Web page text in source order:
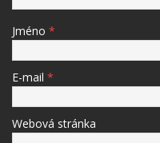
Jméno *
E-mail *
Webová stránka